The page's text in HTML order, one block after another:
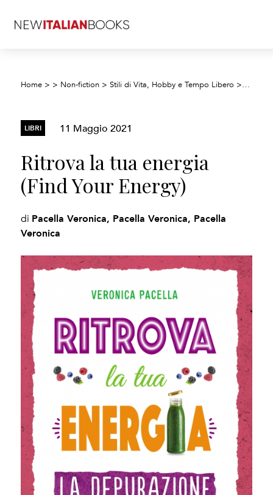
Home > > Non-fiction >Stili di Vita, Hobby e Tempo Libero >
LIBRI 11 Maggio 2021
Ritrova la tua energia
(Find Your Energy)
di Pacella Veronica, Pacella Veronica, Pacella
Veronica